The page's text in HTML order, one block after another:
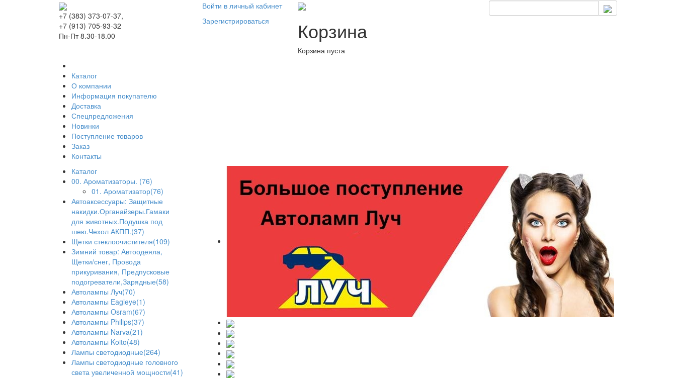
+7 (383) 373-07-37,
+7 (913) 705-93-32
Пн-Пт 8.30-18.00
Войти в личный кабинет
Зарегистрироваться
Корзина
Корзина пуста
Каталог
О компании
Информация покупателю
Доставка
Спецпредложения
Новинки
Поступление товаров
Заказ
Контакты
Каталог
00. Ароматизаторы. (76)
01. Ароматизатор(76)
Автоаксессуары: Защитные
накидки.Органайзеры.Гамаки
для животных.Подушка под
шею.Чехол АКПП.(37)
Щетки стеклоочистителя(109)
Зимний товар: Автоодеяла,
Щетки/снег, Провода
прикуривания, Предпусковые
подогреватели,Зарядные(58)
Автолампы Луч(70)
Автолампы Eagleye(1)
Автолампы Osram(67)
Автолампы Philips(37)
Автолампы Narva(21)
Автолампы Koito(48)
Лампы светодиодные(264)
Лампы светодиодные головного
света увеличенной мощности(41)